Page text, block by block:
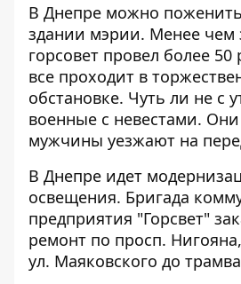
В Днепре можно
здании мэрии. Менее чем
горсовет провел более 50
все проходит в
обстановке. Чуть ли не с
военные с невестами.
мужчины уезжают на
В Днепре идет
освещения. Бригада
предприятия "Горсвет"
ремонт по просп.
ул. Маяковского до